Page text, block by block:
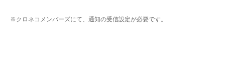
※クロネコメンバーズにて、通知の受信設定が必要です。